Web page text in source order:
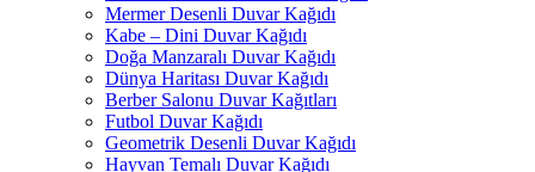
Mermer Desenli Duvar Kağıdı
Kabe – Dini Duvar Kağıdı
Doğa Manzaralı Duvar Kağıdı
Dünya Haritası Duvar Kağıdı
Berber Salonu Duvar Kağıtları
Futbol Duvar Kağıdı
Geometrik Desenli Duvar Kağıdı
Hayvan Temalı Duvar Kağıdı